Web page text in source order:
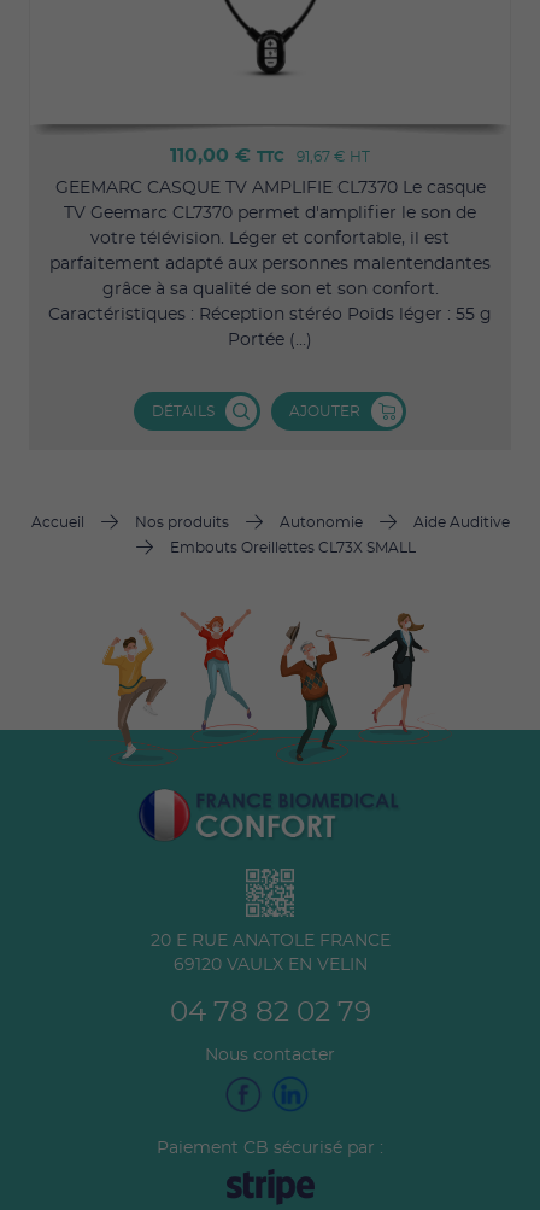
110,00 € TTC 91,67 € HT
GEEMARC CASQUE TV AMPLIFIE CL7370 Le casque
TV Geemarc CL7370 permet d'amplifier le son de
votre télévision. Léger et confortable, il est
parfaitement adapté aux personnes malentendantes
grâce à sa qualité de son et son confort.
Caractéristiques : Réception stéréo Poids léger : 55 g
Portée (...)
DÉTAILS AJOUTER
Accueil Nos produits Autonomie
Aide Auditive
Embouts Oreillettes CL73X SMALL
20 E RUE ANATOLE FRANCE
69120 VAULX EN VELIN
04 78 82 02 79
Nous contacter
Paiement CB sécurisé par :